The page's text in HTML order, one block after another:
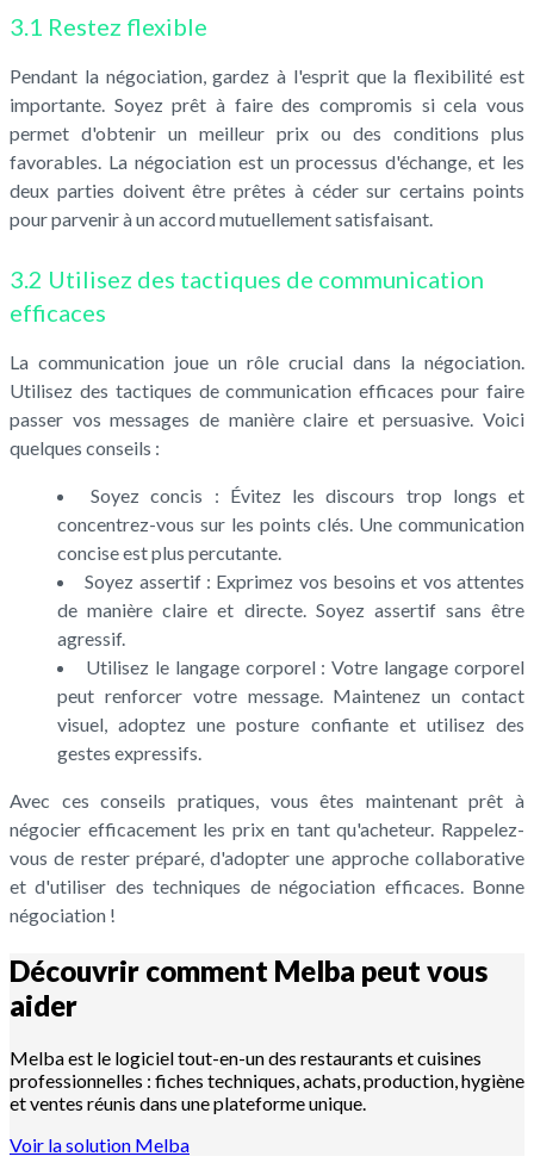
3.1 Restez flexible
Pendant la négociation, gardez à l'esprit que la flexibilité est
importante. Soyez prêt à faire des compromis si cela vous
permet d'obtenir un meilleur prix ou des conditions plus
favorables. La négociation est un processus d'échange, et les
deux parties doivent être prêtes à céder sur certains points
pour parvenir à un accord mutuellement satisfaisant.
3.2 Utilisez des tactiques de communication
efficaces
La communication joue un rôle crucial dans la négociation.
Utilisez des tactiques de communication efficaces pour faire
passer vos messages de manière claire et persuasive. Voici
quelques conseils :
Soyez concis : Évitez les discours trop longs et
concentrez-vous sur les points clés. Une communication
concise est plus percutante.
Soyez assertif : Exprimez vos besoins et vos attentes
de manière claire et directe. Soyez assertif sans être
agressif.
Utilisez le langage corporel : Votre langage corporel
peut renforcer votre message. Maintenez un contact
visuel, adoptez une posture confiante et utilisez des
gestes expressifs.
Avec ces conseils pratiques, vous êtes maintenant prêt à
négocier efficacement les prix en tant qu'acheteur. Rappelez-
vous de rester préparé, d'adopter une approche collaborative
et d'utiliser des techniques de négociation efficaces. Bonne
négociation !
Découvrir comment Melba peut vous
aider
Melba est le logiciel tout-en-un des restaurants et cuisines
professionnelles : fiches techniques, achats, production, hygiène
et ventes réunis dans une plateforme unique.
Voir la solution Melba